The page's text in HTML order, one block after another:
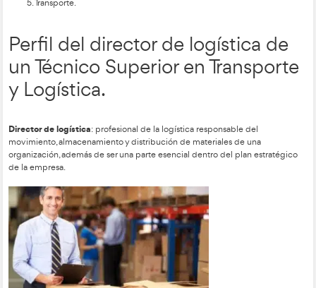
Responsabilidad de la
administración del sistema
Formación Profesional en
Transporte y Logística.
Administración de la distribución: desarrollo y operación
dan por resultado el flujo eficaz y eficiente de los productos.
Las actividades que incluye la administración de la